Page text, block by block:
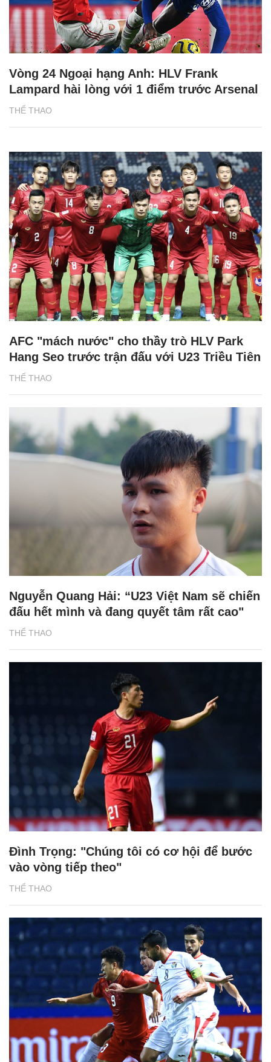
THỂ THAO
Vòng 24 Ngoại hạng Anh: HLV Frank
Lampard hài lòng với 1 điểm trước Arsenal
THỂ THAO
AFC "mách nước" cho thầy trò HLV Park
Hang Seo trước trận đấu với U23 Triều Tiên
THỂ THAO
Nguyễn Quang Hải: “U23 Việt Nam sẽ chiến
đấu hết mình và đang quyết tâm rất cao"
THỂ THAO
Đình Trọng: "Chúng tôi có cơ hội để bước
vào vòng tiếp theo"